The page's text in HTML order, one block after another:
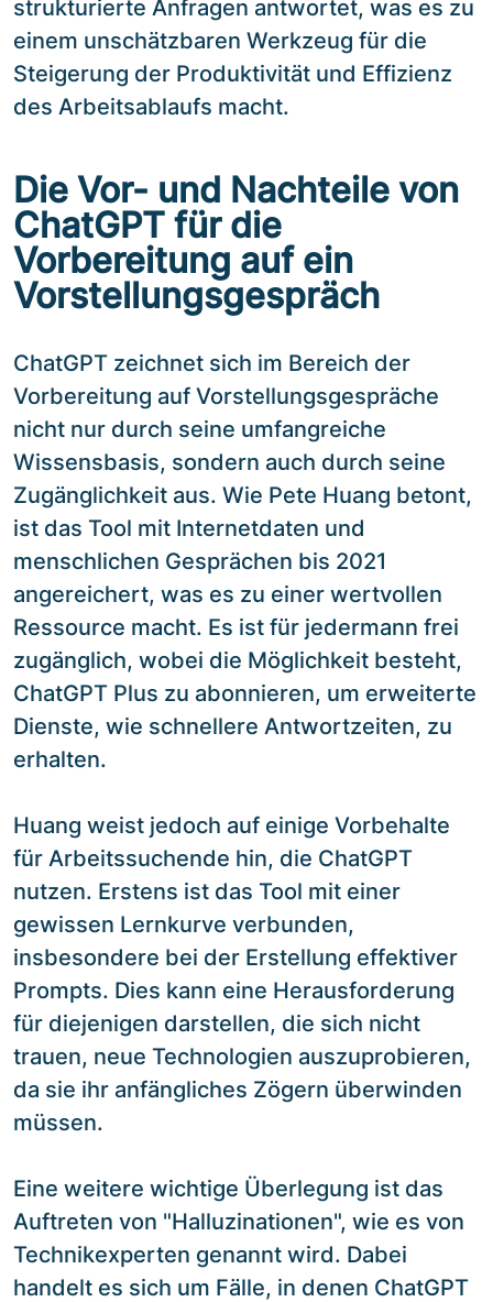
strukturierte Anfragen antwortet, was es zu
einem unschätzbaren Werkzeug für die
Steigerung der Produktivität und Effizienz
des Arbeitsablaufs macht.
Die Vor- und Nachteile von
ChatGPT für die
Vorbereitung auf ein
Vorstellungsgespräch
ChatGPT zeichnet sich im Bereich der
Vorbereitung auf Vorstellungsgespräche
nicht nur durch seine umfangreiche
Wissensbasis, sondern auch durch seine
Zugänglichkeit aus. Wie Pete Huang betont,
ist das Tool mit Internetdaten und
menschlichen Gesprächen bis 2021
angereichert, was es zu einer wertvollen
Ressource macht. Es ist für jedermann frei
zugänglich, wobei die Möglichkeit besteht,
ChatGPT Plus zu abonnieren, um erweiterte
Dienste, wie schnellere Antwortzeiten, zu
erhalten.
Huang weist jedoch auf einige Vorbehalte
für Arbeitssuchende hin, die ChatGPT
nutzen. Erstens ist das Tool mit einer
gewissen Lernkurve verbunden,
insbesondere bei der Erstellung effektiver
Prompts. Dies kann eine Herausforderung
für diejenigen darstellen, die sich nicht
trauen, neue Technologien auszuprobieren,
da sie ihr anfängliches Zögern überwinden
müssen.
Eine weitere wichtige Überlegung ist das
Auftreten von "Halluzinationen", wie es von
Technikexperten genannt wird. Dabei
handelt es sich um Fälle, in denen ChatGPT